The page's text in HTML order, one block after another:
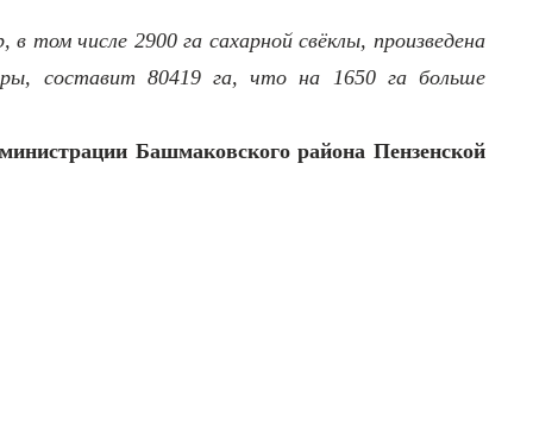
том числе 2900 га сахарной свёклы, произведена
составит 80419 га, что на 1650 га больше
Башмаковского района Пензенской